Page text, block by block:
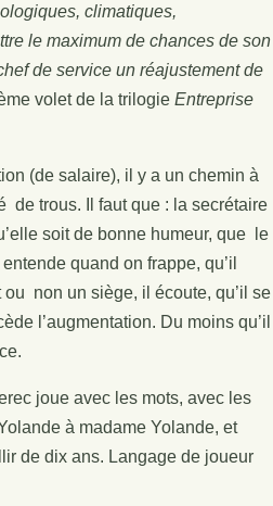
climatiques,
le maximum de chances de son
de service un réajustement de
volet de la trilogie Entreprise
(de salaire), il y a un chemin à
de trous. Il faut que : la secrétaire
soit de bonne humeur, que le
quand on frappe, qu’il
ou non un siège, il écoute, qu’il se
l’augmentation. Du moins qu’il
joue avec les mots, avec les
à madame Yolande, et
de dix ans. Langage de joueur